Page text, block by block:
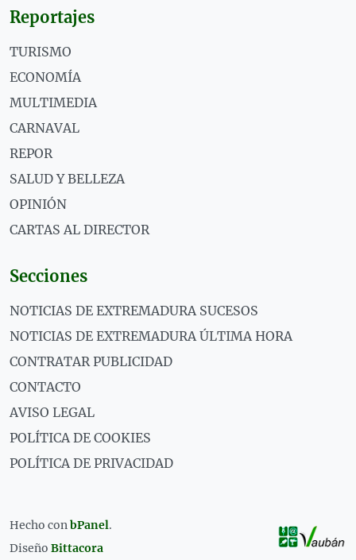
Reportajes
TURISMO
ECONOMÍA
MULTIMEDIA
CARNAVAL
REPOR
SALUD Y BELLEZA
OPINIÓN
CARTAS AL DIRECTOR
Secciones
NOTICIAS DE EXTREMADURA SUCESOS
NOTICIAS DE EXTREMADURA ÚLTIMA HORA
CONTRATAR PUBLICIDAD
CONTACTO
AVISO LEGAL
POLÍTICA DE COOKIES
POLÍTICA DE PRIVACIDAD
Hecho con bPanel.
Diseño Bittacora